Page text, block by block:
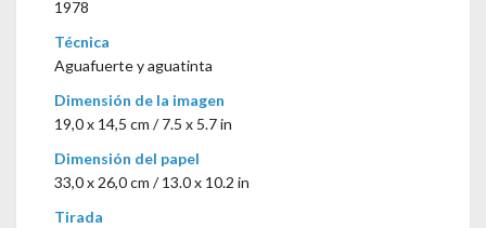
1978
Técnica
Aguafuerte y aguatinta
Dimensión de la imagen
19,0 x 14,5 cm / 7.5 x 5.7 in
Dimensión del papel
33,0 x 26,0 cm / 13.0 x 10.2 in
Tirada